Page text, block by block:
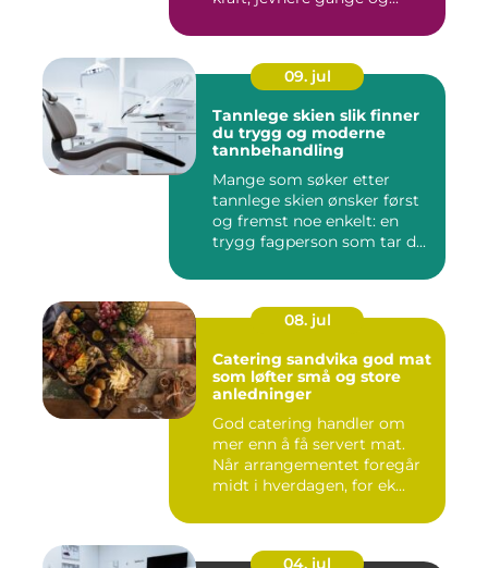
09. jul
Tannlege skien slik finner
du trygg og moderne
tannbehandling
Mange som søker etter
tannlege skien ønsker først
og fremst noe enkelt: en
trygg fagperson som tar d...
08. jul
Catering sandvika god mat
som løfter små og store
anledninger
God catering handler om
mer enn å få servert mat.
Når arrangementet foregår
midt i hverdagen, for ek...
04. jul